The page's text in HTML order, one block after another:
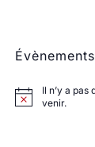
Il n’y a pas
venir.